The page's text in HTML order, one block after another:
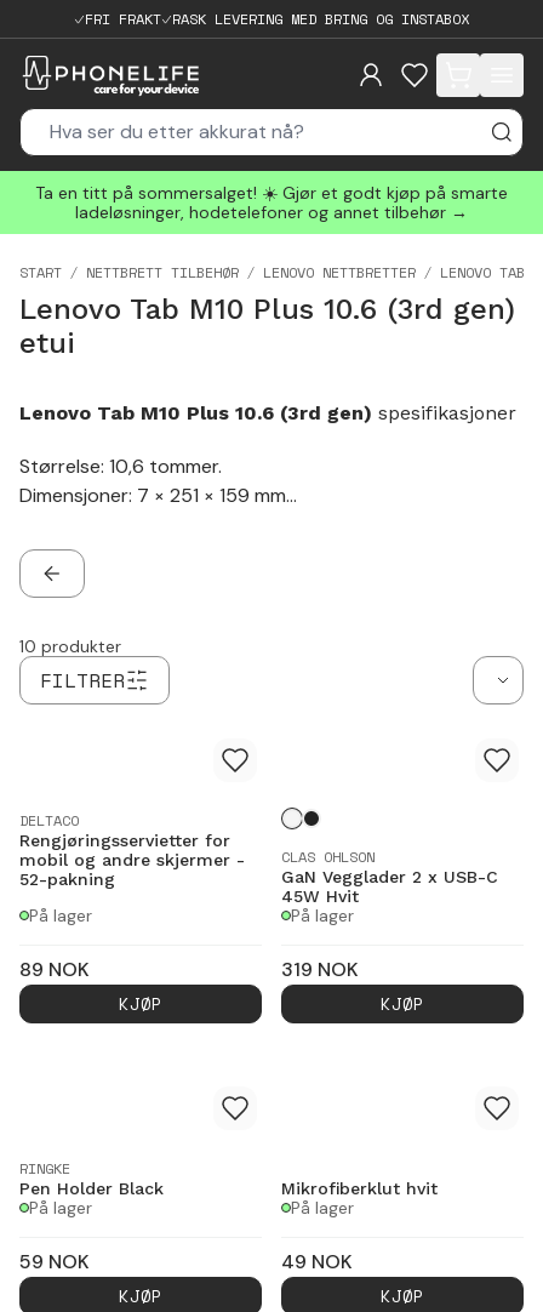
FRI FRAKT RASK LEVERING MED BRING OG INSTABOX
items in cart,
Ta en titt på sommersalget! ☀️ Gjør et godt kjøp på smarte
ladeløsninger, hodetelefoner og annet tilbehør →
START NETTBRETT TILBEHØR LENOVO NETTBRETTER LENOVO TAB
Lenovo Tab M10 Plus 10.6 (3rd gen)
etui
Lenovo Tab M10 Plus 10.6 (3rd gen) spesifikasjoner
Størrelse: 10,6 tommer.
Dimensjoner: 7 × 251 × 159 mm
Hodetelefonkontakt: Nei
Minnekort: Ja, MicroSD
TILBAKE
FILTRER
10 produkter
DELTACO
Rengjøringsservietter for
mobil og andre skjermer -
52-pakning
På lager
89 NOK
KJØP
CLAS OHLSON
GaN Vegglader 2 x USB-C
45W Hvit
På lager
319 NOK
KJØP
RINGKE
Pen Holder Black
På lager
59 NOK
KJØP
Mikrofiberklut hvit
På lager
49 NOK
KJØP